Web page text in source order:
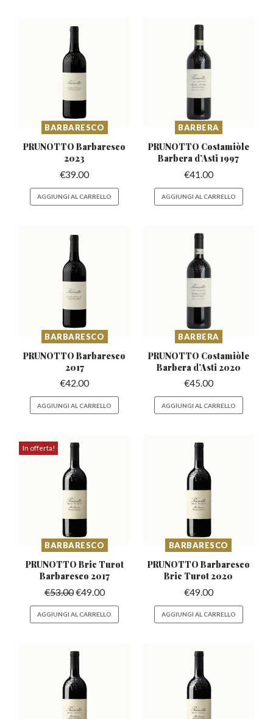
BARBARESCO
PRUNOTTO Barbaresco
2023
€39.00
AGGIUNGI AL CARRELLO
BARBERA
PRUNOTTO Costamiòle
Barbera d’Asti 1997
€41.00
AGGIUNGI AL CARRELLO
BARBARESCO
PRUNOTTO Barbaresco
2017
€42.00
AGGIUNGI AL CARRELLO
BARBERA
PRUNOTTO Costamiòle
Barbera d’Asti 2020
€45.00
AGGIUNGI AL CARRELLO
In offerta!
BARBARESCO
PRUNOTTO Bric Turot
Barbaresco 2017
€53.00€49.00
AGGIUNGI AL CARRELLO
BARBARESCO
PRUNOTTO Barbaresco
Bric Turot 2020
€49.00
AGGIUNGI AL CARRELLO